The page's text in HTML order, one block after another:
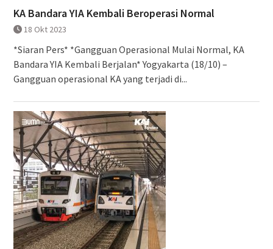
KA Bandara YIA Kembali Beroperasi Normal
18 Okt 2023
*Siaran Pers* *Gangguan Operasional Mulai Normal, KA
Bandara YIA Kembali Berjalan* Yogyakarta (18/10) –
Gangguan operasional KA yang terjadi di...